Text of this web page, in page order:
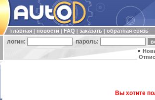
главная новости FAQ заказать обратная связь
логин: пароль:
Вы хотите